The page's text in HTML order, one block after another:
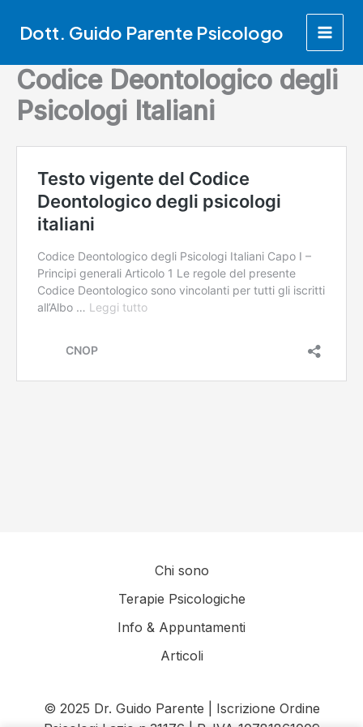
Dott. Guido Parente Psicologo
Codice Deontologico degli
Psicologi Italiani
Chi sono
Terapie Psicologiche
Info & Appuntamenti
Articoli
© 2025 Dr. Guido Parente | Iscrizione Ordine